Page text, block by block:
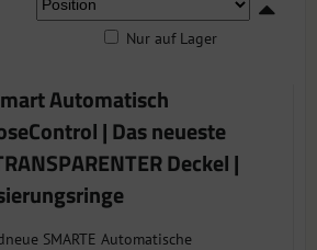
Nur auf Lager
Automatisch
| Das neueste
Deckel |
SMARTE Automatische